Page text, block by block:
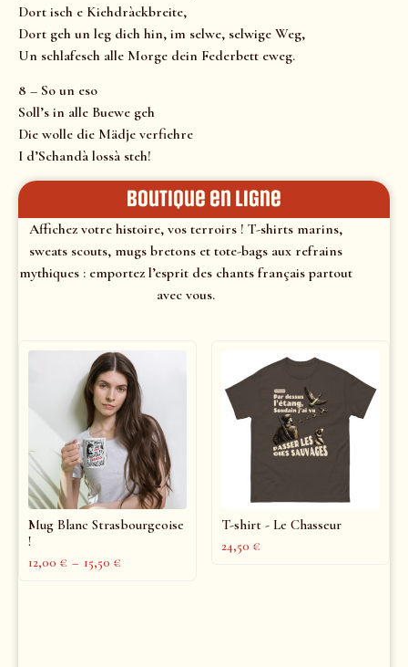
Dort isch e Kiehdràckbreite,
Dort geh un leg dich hin, im selwe, selwige Weg,
Un schlafesch alle Morge dein Federbett eweg.
8 – So un eso
Soll’s in alle Buewe geh
Die wolle die Mädje verfiehre
I d’Schandà lossà steh!
Boutique en ligne
Affichez votre histoire, vos terroirs ! T-shirts marins,
sweats scouts, mugs bretons et tote-bags aux refrains
mythiques : emportez l’esprit des chants français partout
avec vous.
Mug Blanc Strasbourgeoise
!
12,00 € – 15,50 €
T-shirt - Le Chasseur
24,50 €